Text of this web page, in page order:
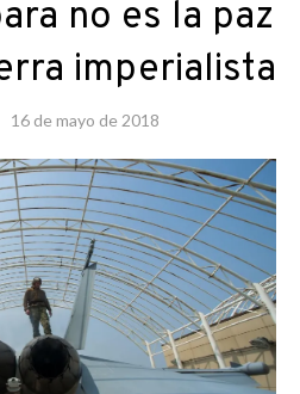
no es la paz
imperialista
16 de mayo de 2018